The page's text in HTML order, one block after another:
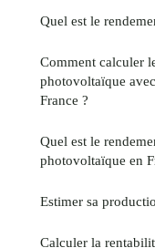
Quel est le
Comment calculer
photovoltaïque
France ?
Quel est le
photovoltaïque en
Estimer sa
Calculer la